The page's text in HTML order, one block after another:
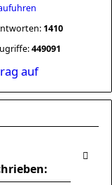
1410
449091
auf